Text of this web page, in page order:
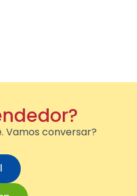
Vamos conversar?